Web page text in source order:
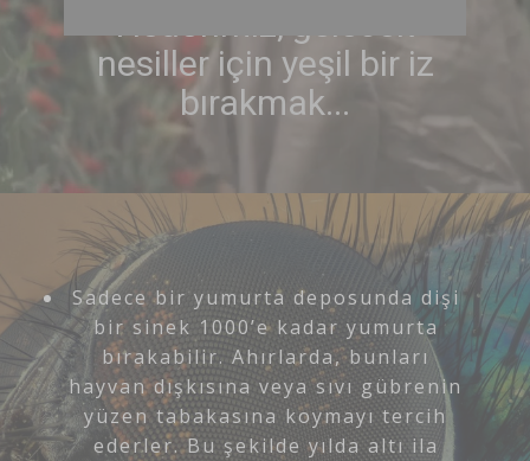
Hedefimiz, gelecek
nesiller için yeşil bir iz
bırakmak...
dişi
gübrenin
tercih
ila
Sivrisineklerin Durgun sularda